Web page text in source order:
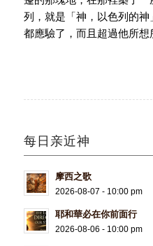
列，就是「神，以色列的
都應驗了，而且超過他所想
每日亲近神
摩西之歌
2026-08-07 - 10:00 pm
耶和華必在你前面行
2026-08-06 - 10:00 pm